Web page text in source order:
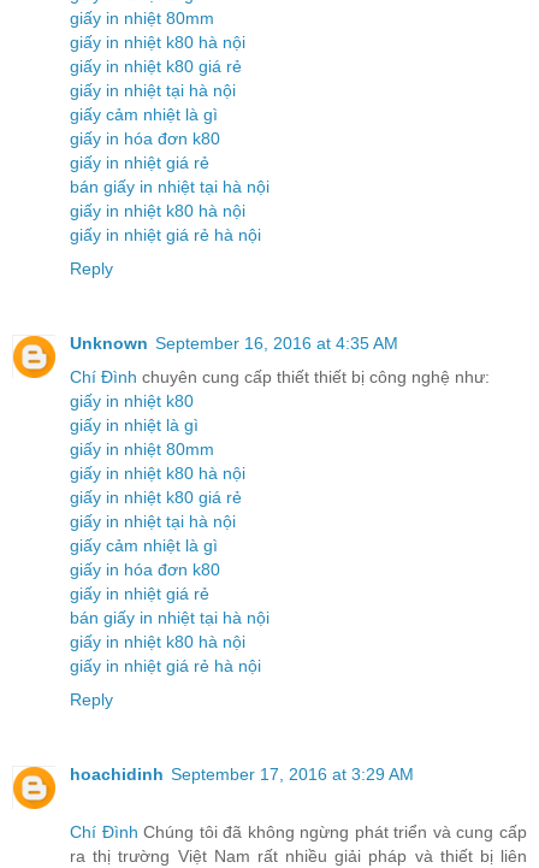
giấy in nhiệt 80mm
giấy in nhiệt k80 hà nội
giấy in nhiệt k80 giá rẻ
giấy in nhiệt tại hà nội
giấy cảm nhiệt là gì
giấy in hóa đơn k80
giấy in nhiệt giá rẻ
bán giấy in nhiệt tại hà nội
giấy in nhiệt k80 hà nội
giấy in nhiệt giá rẻ hà nội
Reply
Unknown September 16, 2016 at 4:35 AM
Chí Đình chuyên cung cấp thiết thiết bị công nghệ như:
giấy in nhiệt k80
giấy in nhiệt là gì
giấy in nhiệt 80mm
giấy in nhiệt k80 hà nội
giấy in nhiệt k80 giá rẻ
giấy in nhiệt tại hà nội
giấy cảm nhiệt là gì
giấy in hóa đơn k80
giấy in nhiệt giá rẻ
bán giấy in nhiệt tại hà nội
giấy in nhiệt k80 hà nội
giấy in nhiệt giá rẻ hà nội
Reply
hoachidinh September 17, 2016 at 3:29 AM
Chí ĐìnhChúng tôi đã không ngừng phát triển và cung cấp
ra thị trường Việt Nam rất nhiều giải pháp và thiết bị liên